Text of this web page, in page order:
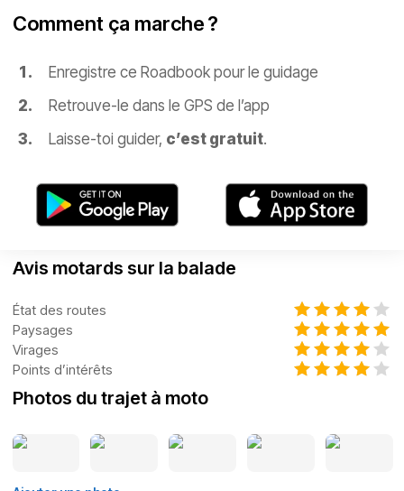
Comment ça marche ?
Enregistre ce Roadbook pour le guidage
Retrouve-le dans le GPS de l’app
Laisse-toi guider, c’est gratuit.
Avis motards sur la balade
État des routes
Paysages
Virages
Points d’intérêts
Photos du trajet à moto